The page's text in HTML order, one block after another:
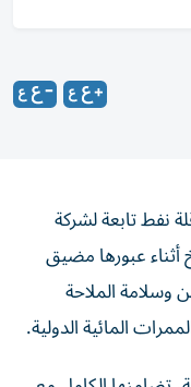
تابعة لشركة
عبورها مضيق
وسلامة الملاحة
المائية الدولية.